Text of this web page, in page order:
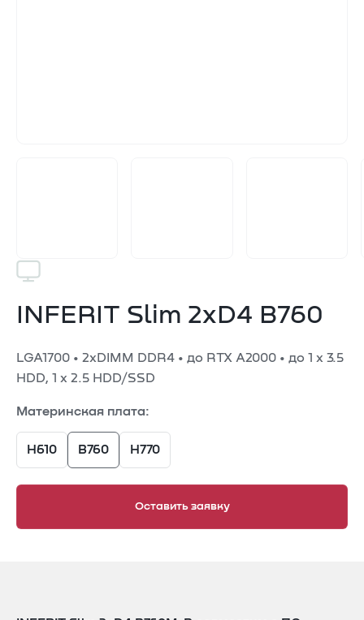
INFERIT Slim 2xD4 B760
LGA1700 • 2xDIMM DDR4 • до RTX A2000 • до 1 x 3.5
HDD, 1 x 2.5 HDD/SSD
Материнская плата:
H610 В760 H770
Оставить заявку